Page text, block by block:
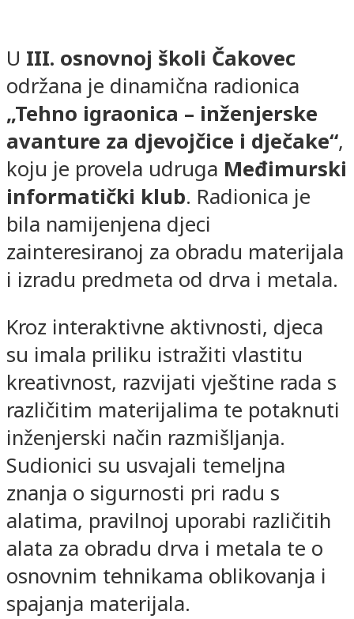
U III. osnovnoj školi Čakovec
održana je dinamična radionica
„Tehno igraonica – inženjerske
avanture za djevojčice i dječake“,
koju je provela udruga Međimurski
informatički klub. Radionica je
bila namijenjena djeci
zainteresiranoj za obradu materijala
i izradu predmeta od drva i metala.
Kroz interaktivne aktivnosti, djeca
su imala priliku istražiti vlastitu
kreativnost, razvijati vještine rada s
različitim materijalima te potaknuti
inženjerski način razmišljanja.
Sudionici su usvajali temeljna
znanja o sigurnosti pri radu s
alatima, pravilnoj uporabi različitih
alata za obradu drva i metala te o
osnovnim tehnikama oblikovanja i
spajanja materijala.